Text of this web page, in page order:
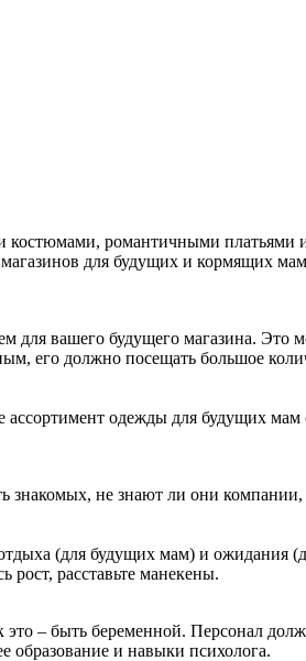
костюмами, романтичными
для будущих и кормящих
для вашего будущего магазина. Это
его должно посещать большое
ассортимент одежды для будущих
знакомых, не знают ли они
(для будущих мам) и ожидания
рост, расставьте манекены.
– быть беременной. Персонал
образование и навыки психолога.